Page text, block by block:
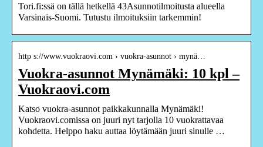
Tori.fi:ssä on tällä hetkellä 43Asunnotilmoitusta alueella
Varsinais-Suomi. Tutustu ilmoituksiin tarkemmin!
http s://www.vuokraovi.com › vuokra-asunnot › mynä…
Vuokra-asunnot Mynämäki: 10 kpl –
Vuokraovi.com
Katso vuokra-asunnot paikkakunnalla Mynämäki!
Vuokraovi.comissa on juuri nyt tarjolla 10 vuokrattavaa
kohdetta. Helppo haku auttaa löytämään juuri sinulle …